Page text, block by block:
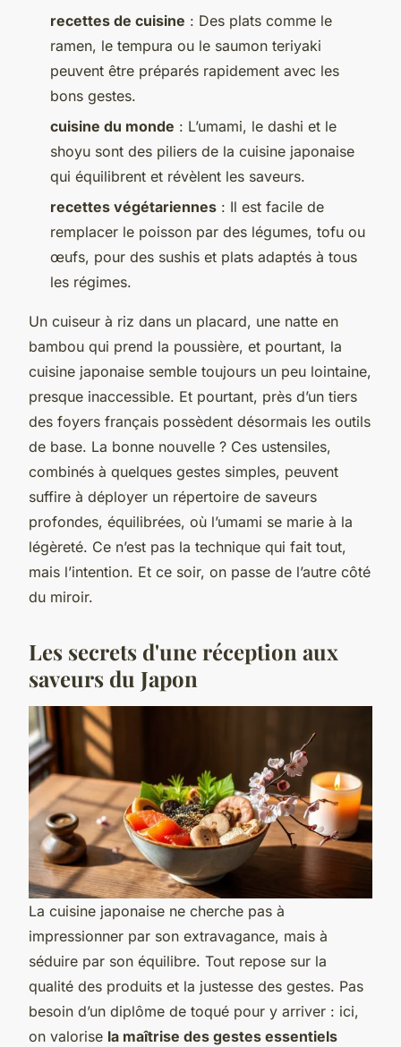
recettes de cuisine : Des plats comme le
ramen, le tempura ou le saumon teriyaki
peuvent être préparés rapidement avec les
bons gestes.
cuisine du monde : L’umami, le dashi et le
shoyu sont des piliers de la cuisine japonaise
qui équilibrent et révèlent les saveurs.
recettes végétariennes : Il est facile de
remplacer le poisson par des légumes, tofu ou
œufs, pour des sushis et plats adaptés à tous
les régimes.
Un cuiseur à riz dans un placard, une natte en
bambou qui prend la poussière, et pourtant, la
cuisine japonaise semble toujours un peu lointaine,
presque inaccessible. Et pourtant, près d’un tiers
des foyers français possèdent désormais les outils
de base. La bonne nouvelle ? Ces ustensiles,
combinés à quelques gestes simples, peuvent
suffire à déployer un répertoire de saveurs
profondes, équilibrées, où l’umami se marie à la
légèreté. Ce n’est pas la technique qui fait tout,
mais l’intention. Et ce soir, on passe de l’autre côté
du miroir.
Les secrets d'une réception aux
saveurs du Japon
La cuisine japonaise ne cherche pas à
impressionner par son extravagance, mais à
séduire par son équilibre. Tout repose sur la
qualité des produits et la justesse des gestes. Pas
besoin d’un diplôme de toqué pour y arriver : ici,
on valorise la maîtrise des gestes essentiels